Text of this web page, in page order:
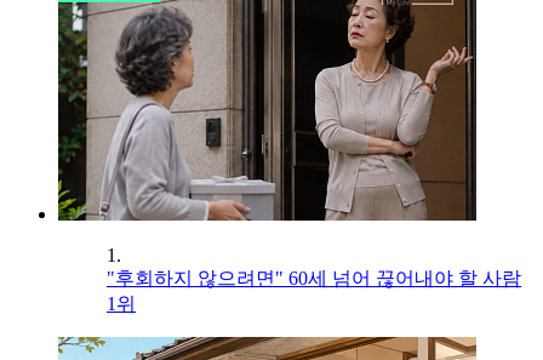
1.
"후회하지 않으려면" 60세 넘어 끊어내야 할 사람
1위